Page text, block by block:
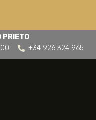
PRIETO
+34 926 324 965